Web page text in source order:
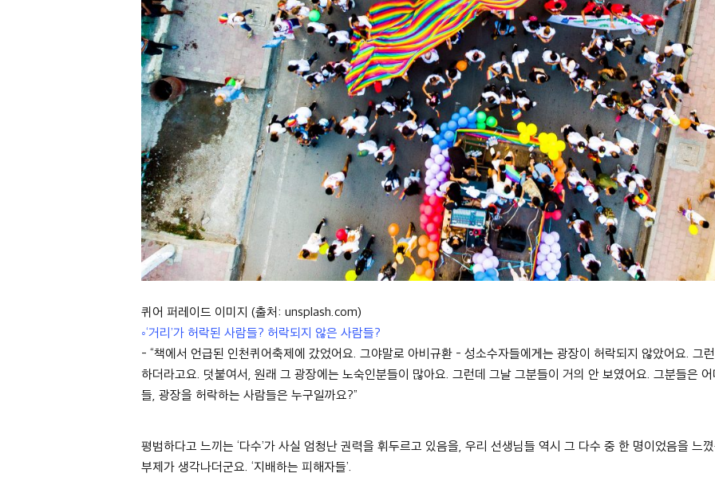
퀴어 퍼레이드 이미지 (출처: unsplash.com)
◦‘거리’가 허락된 사람들? 허락되지 않은 사람들?
- “책에서 언급된 인천퀴어축제에 갔었어요.그야말로 아비규환 -성소수자들에게는 광장이 허락되지 않았어요.그
하더라고요. 덧붙여서 ,원래 그 광장에는 노숙인분들이 많아요.그런데 그날 그분들이 거의 안 보였어요.그분들은
들 ,광장을 허락하는 사람들은 누구일까요?”
평범하다고 느끼는 ‘다수’가 사실 엄청난 권력을 휘두르고 있음을 ,우리 선생님들 역시 그 다수 중 한 명이었음을 느
부제가 생각나더군요 . ‘지배하는 피해자들’.